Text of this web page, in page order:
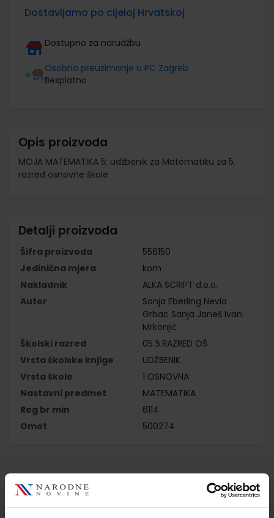
Dostavljamo po cijeloj Hrvatskoj
Dostupno za narudžbu
Osobno preuzimanje u PC Zagreb
Besplatno
Opis proizvoda
MOJA MATEMATIKA 5; udžbenik za Matematiku za 5.
razred osnovne škole
Detalji proizvoda
Šifra proizvoda
556150
Jedinična mjera
kom
Nakladnik
ALKA SCRIPT d.o.o.
Autor
Sonja Eberling Nevia
Grbac Sanja Janeš Ivan
Mrkonjić
Školski razred
05 5.RAZRED OŠ
Vrsta školske knjige
UDŽBENIK
Vrsta škole
1 OSNOVNA
Nastavni predmet
MATEMATIKA
Reg br min
6114
Omot
500274
Kupci najčešće biraju..